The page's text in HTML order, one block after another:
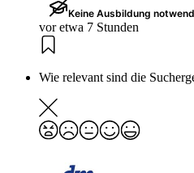
Keine Ausbildung
vor etwa 7 Stunden
Wie relevant sind die